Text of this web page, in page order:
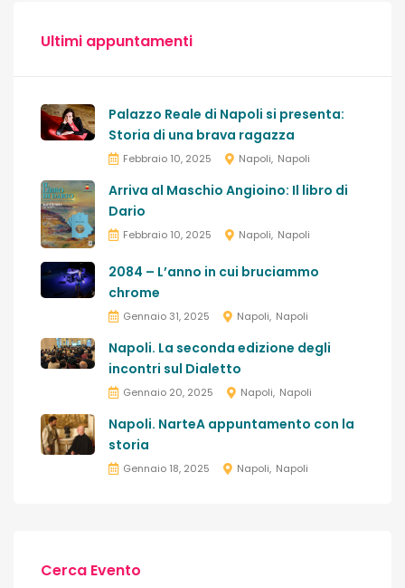
Ultimi appuntamenti
Palazzo Reale di Napoli si presenta:
Storia di una brava ragazza
Febbraio 10, 2025 Napoli Napoli
Arriva al Maschio Angioino: Il libro di
Dario
Febbraio 10, 2025 Napoli Napoli
2084 – L’anno in cui bruciammo
chrome
Gennaio 31, 2025 Napoli Napoli
Napoli. La seconda edizione degli
incontri sul Dialetto
Gennaio 20, 2025 Napoli Napoli
Napoli. NarteA appuntamento con la
storia
Gennaio 18, 2025 Napoli Napoli
Cerca Evento